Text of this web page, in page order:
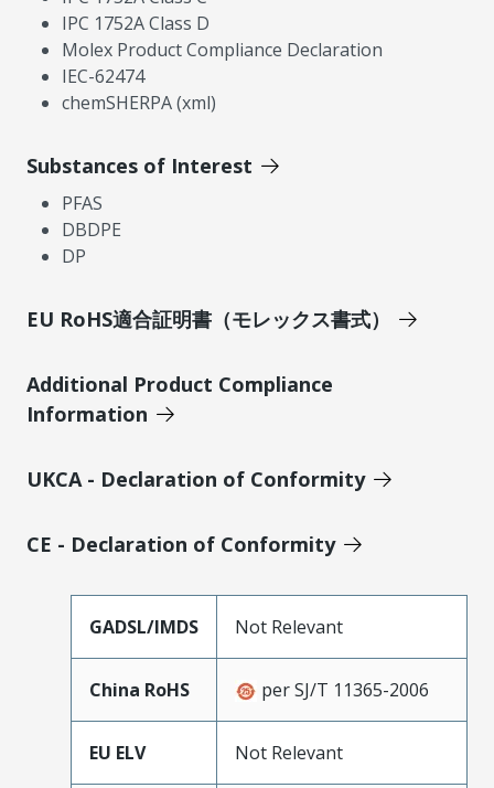
IPC 1752A Class D
Molex Product Compliance Declaration
IEC-62474
chemSHERPA (xml)
Substances of Interest
PFAS
DBDPE
DP
EU RoHS適合証明書（モレックス書式）
Additional Product Compliance
Information
UKCA - Declaration of Conformity
CE - Declaration of Conformity
GADSL/IMDS Not Relevant
China RoHS per SJ/T 11365-2006
EU ELV Not Relevant